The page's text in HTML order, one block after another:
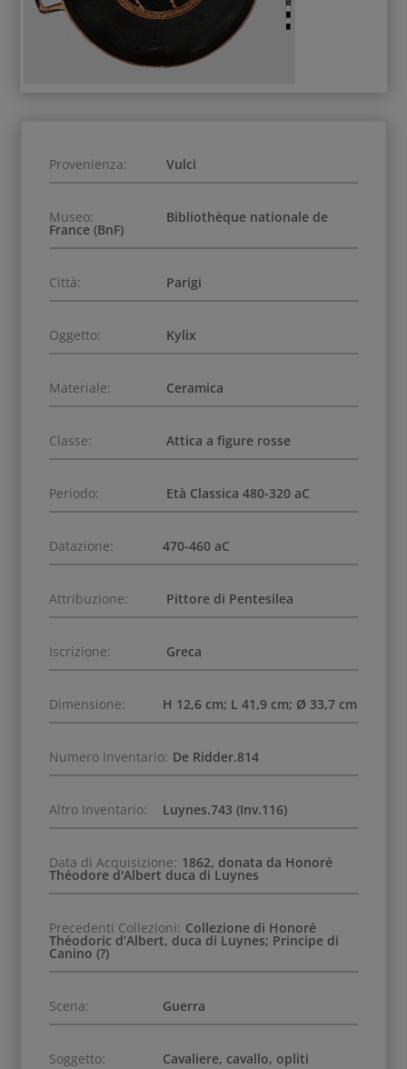
Provenienza: Vulci
Museo: Bibliothèque nationale de
France (BnF)
Città: Parigi
Oggetto: Kylix
Materiale: Ceramica
Classe: Attica a figure rosse
Periodo: Età Classica 480-320 aC
Datazione: 470-460 aC
Attribuzione: Pittore di Pentesilea
Iscrizione: Greca
Dimensione: H 12,6 cm; L 41,9 cm; Ø 33,7 cm
Numero Inventario: De Ridder.814
Altro Inventario: Luynes.743 (Inv.116)
Data di Acquisizione: 1862, donata da Honoré
Théodore d'Albert duca di Luynes
Precedenti Collezioni: Collezione di Honoré
Théodoric d’Albert, duca di Luynes; Principe di
Canino (?)
Scena: Guerra
Soggetto: Cavaliere, cavallo, opliti